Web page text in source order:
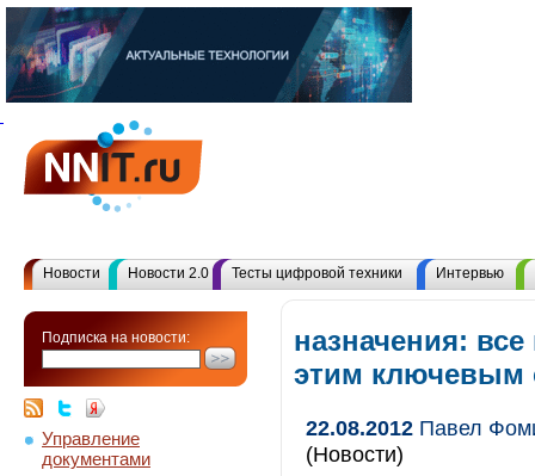
Новости Новости 2.0 Тесты цифровой техники Интервью
Подписка на новости:
Управление
документами
назначения:
этим ключевым
22.08.2012 Павел
(Новости)